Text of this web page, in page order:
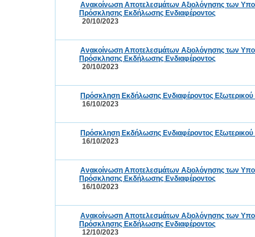
Ανακοίνωση Αποτελεσμάτων Αξιολόγησης των
Πρόσκλησης Εκδήλωσης Ενδιαφέροντος
20/10/2023
Ανακοίνωση Αποτελεσμάτων Αξιολόγησης των
Πρόσκλησης Εκδήλωσης Ενδιαφέροντος
20/10/2023
Πρόσκληση Εκδήλωσης Ενδιαφέροντος
16/10/2023
Πρόσκληση Εκδήλωσης Ενδιαφέροντος
16/10/2023
Ανακοίνωση Αποτελεσμάτων Αξιολόγησης των
Πρόσκλησης Εκδήλωσης Ενδιαφέροντος
16/10/2023
Ανακοίνωση Αποτελεσμάτων Αξιολόγησης των
Πρόσκλησης Εκδήλωσης Ενδιαφέροντος
12/10/2023